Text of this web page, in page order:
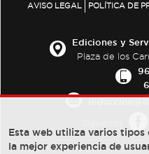
AVISO LEGAL POLÍTICA DE
Ediciones y
Plaza de los
Esta web utiliza varios
la mejor experiencia de